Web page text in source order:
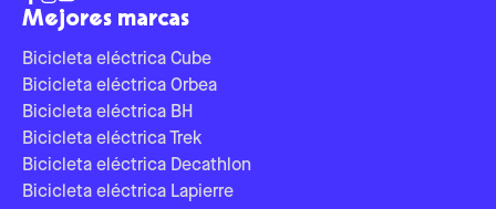
Mejores marcas
Bicicleta eléctrica Cube
Bicicleta eléctrica Orbea
Bicicleta eléctrica BH
Bicicleta eléctrica Trek
Bicicleta eléctrica Decathlon
Bicicleta eléctrica Lapierre